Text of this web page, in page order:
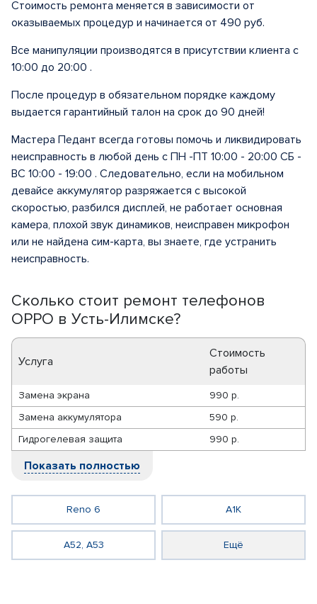
Сколько стоит ремонт телефонов
OPPO в Усть-Илимске?
Услуга
Стоимость
работы
Замена экрана
990 р.
Замена аккумулятора
590 р.
Гидрогелевая защита
990 р.
Показать полностью
Reno 6 A1K
A52, A53 Ещё
Стоимость ремонта меняется в зависимости от
оказываемых процедур и начинается от 490 руб.
Все манипуляции производятся в присутствии клиента с
10:00 до 20:00 .
После процедур в обязательном порядке каждому
выдается гарантийный талон на срок до 90 дней!
Мастера Педант всегда готовы помочь и ликвидировать
неисправность в любой день с ПН -ПТ 10:00 - 20:00 СБ -
ВС 10:00 - 19:00 . Следовательно, если на мобильном
девайсе аккумулятор разряжается с высокой
скоростью, разбился дисплей, не работает основная
камера, плохой звук динамиков, неисправен микрофон
или не найдена сим-карта, вы знаете, где устранить
неисправность.